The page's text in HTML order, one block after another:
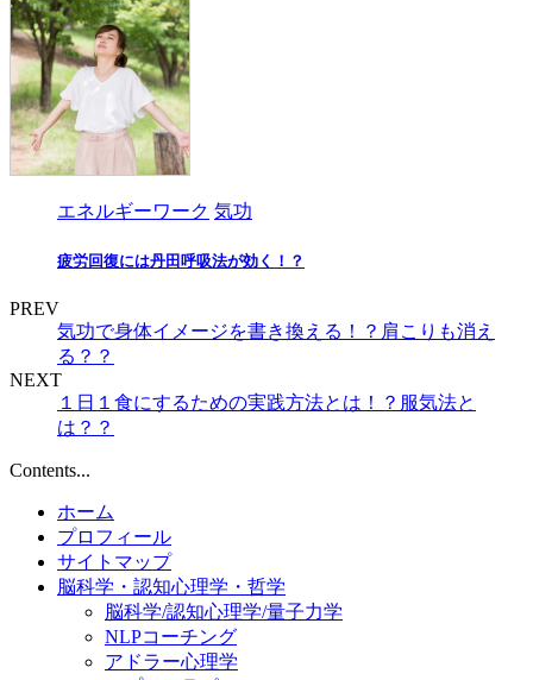
エネルギーワーク 気功
疲労回復には丹田呼吸法が効く！？
PREV
気功で身体イメージを書き換える！？肩こりも消え
る？？
NEXT
１日１食にするための実践方法とは！？服気法と
は？？
Contents...
ホーム
プロフィール
サイトマップ
脳科学・認知心理学・哲学
脳科学/認知心理学/量子力学
NLPコーチング
アドラー心理学